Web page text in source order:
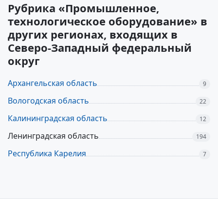
Рубрика «Промышленное,
технологическое оборудование» в
других регионах, входящих в
Северо-Западный федеральный
округ
Архангельская область 9
Вологодская область 22
Калининградская область 12
Ленинградская область 194
Республика Карелия 7